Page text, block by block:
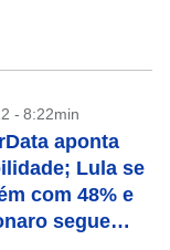
- 8:22min
aponta
Lula se
com 48% e
segue